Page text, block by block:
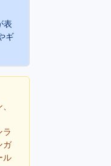
表
ギ
ラ
ガ
ル